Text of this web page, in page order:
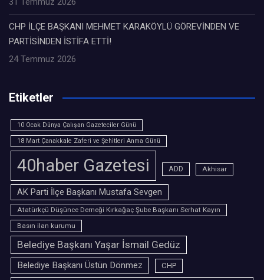
CHP İLÇE BAŞKANI MEHMET KARAKÖYLÜ GÖREVİNDEN VE
PARTİSİNDEN İSTİFA ETTİ!
24 Temmuz 2026
Etiketler
10 Ocak Dünya Çalışan Gazeteciler Günü
18 Mart Çanakkale Zaferi ve Şehitleri Anma Günü
40haber Gazetesi ADD Akhisar
AK Parti İlçe Başkanı Mustafa Sevgen
Atatürkçü Düşünce Derneği Kırkağaç Şube Başkanı Serhat Kayın
Basın ilan kurumu
Belediye Başkanı Yaşar İsmail Gedüz
Belediye Başkanı Üstün Dönmez CHP